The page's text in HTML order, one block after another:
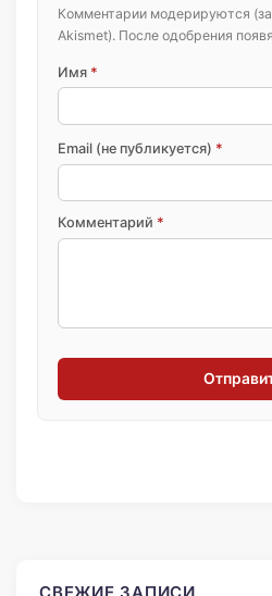
Комментарии модерируются
Akismet). После одобрения
Имя *
Email (не публикуется) *
Комментарий *